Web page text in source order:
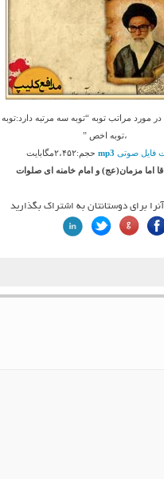
مورد مراتب توبه “توبه سه مرتبه
،توبه اخص ”
فایل صوتی
حجم:۲،۴۵۲مگابایت
اما مزمان(عج) و امام خامنه ای صلوات
برای دوستانتان به اشتراک بگذارید